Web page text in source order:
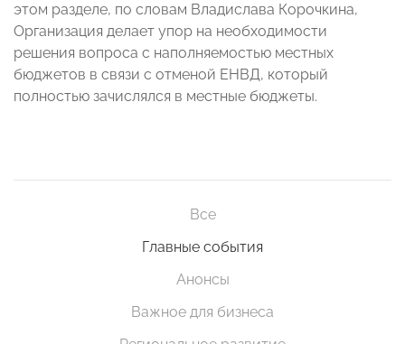
этом разделе, по словам Владислава Корочкина,
Организация делает упор на необходимости
решения вопроса с наполняемостью местных
бюджетов в связи с отменой ЕНВД, который
полностью зачислялся в местные бюджеты.
Все
Главные события
Анонсы
Важное для бизнеса